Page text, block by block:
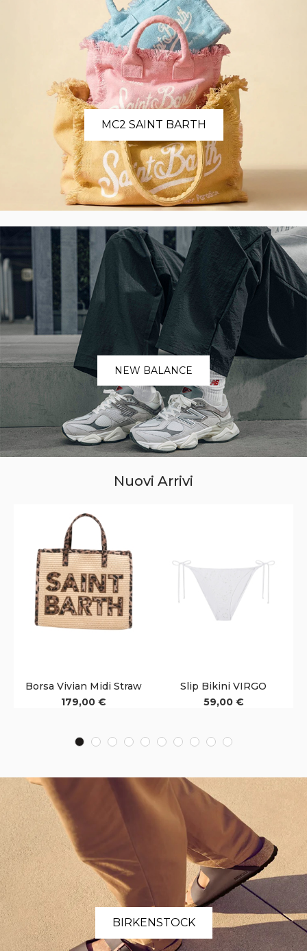
MC2 SAINT BARTH
NEW BALANCE
Nuovi Arrivi
Borsa Vivian Midi Straw
179,00 €
Slip Bikini VIRGO
59,00 €
BIRKENSTOCK